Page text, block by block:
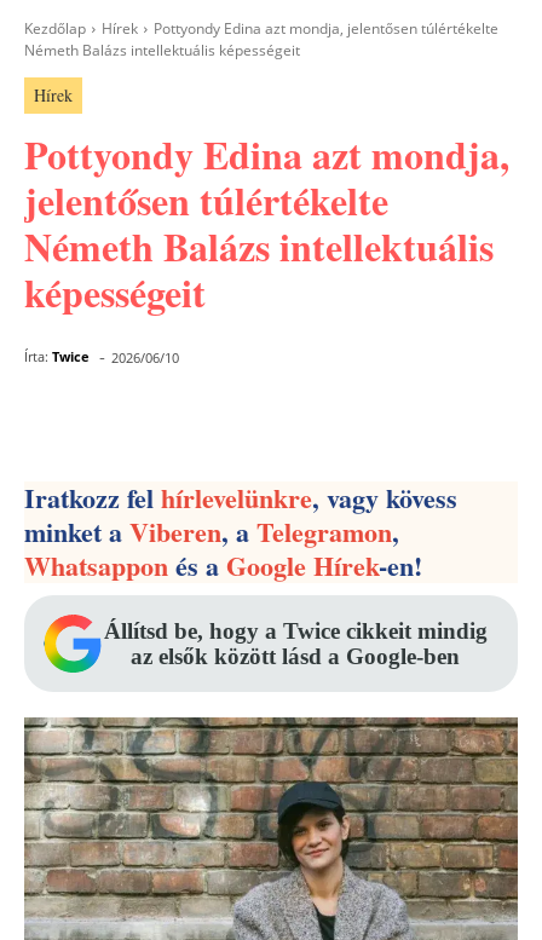
Kezdőlap Hírek
Pottyondy Edina azt mondja, jelentősen túlértékelte
Németh Balázs intellektuális képességeit
Hírek
Pottyondy Edina azt mondja,
jelentősen túlértékelte
Németh Balázs intellektuális
képességeit
Írta: Twice - 2026/06/10
Iratkozz felhírlevelünkre, vagy kövess
minket aViberen, aTelegramon,
Whatsapponés aGoogle Hírek-en!
Állítsd be, hogy a Twice cikkeit mindig
az elsők között lásd a Google-ben